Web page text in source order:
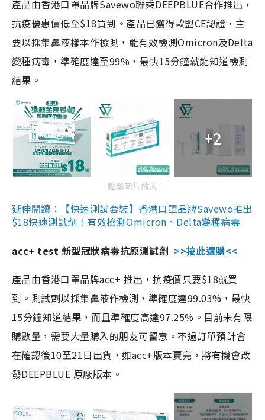
產品由香港口罩品牌Savewo聯乘DEEPBLUE合作推出，
抗疫優惠價低至$18買到。產品已獲得歐盟CE認證，主
要以採集鼻液樣本作檢測，能有效檢測Omicron及Delta
變種病毒，準確度達至99%，最快15分鐘就能知道檢測
結果。
+2
點擊圖片放大
延伸閱讀：【快速測試套裝】香港口罩品牌Savewo推出
$18快速測試劑！有效檢測Omicron、Delta變種病毒
acc+ test 新型冠狀病毒抗原測試劑 >>按此選購<<
產品由香港口罩品牌acc+ 推出，抗疫價只要$18就買
到。測試劑以採集鼻液作檢測，準確度達99.03%，最快
15分鐘知道結果，而且準確度高達97.25%。目前未有限
購數量，需要大量購入的朋友可留意。不過訂單預計會
在確認後10至21日出貨，如acc+版本賣完，將有機會改
發DEEPBLUE 原廠版本。